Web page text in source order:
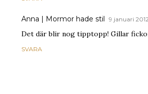
Anna | Mormor hade stil 9 januari
Det där blir nog tipptopp! Gillar
SVARA